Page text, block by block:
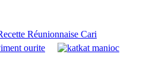
Réunionnaise Cari
ourite